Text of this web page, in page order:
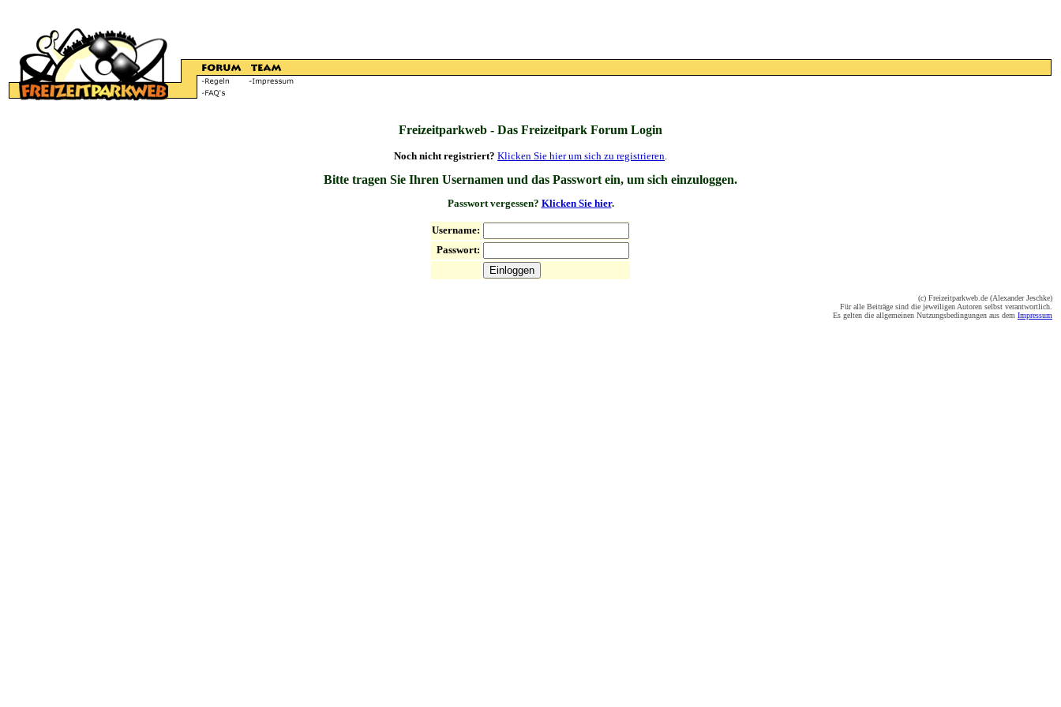
Freizeitparkweb - Das Freizeitpark Forum Login
Noch nicht registriert? Klicken Sie hier um sich zu registrieren.
Bitte tragen Sie Ihren Usernamen und das Passwort ein, um sich einzuloggen.
Passwort vergessen? Klicken Sie hier.
Username:
Passwort:
(c) Freizeitparkweb.de (Alexander Jeschke)
Für alle Beiträge sind die jeweiligen Autoren selbst verantwortlich.
Es gelten die allgemeinen Nutzungsbedingungen aus dem Impressum